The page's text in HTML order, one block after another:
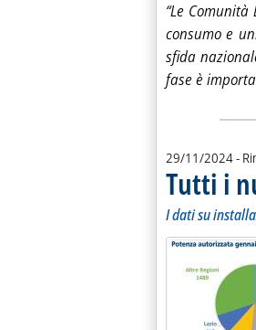
“Le
consumo e
sfida
fase è
29/11/2024-
Tutti i
I dati su